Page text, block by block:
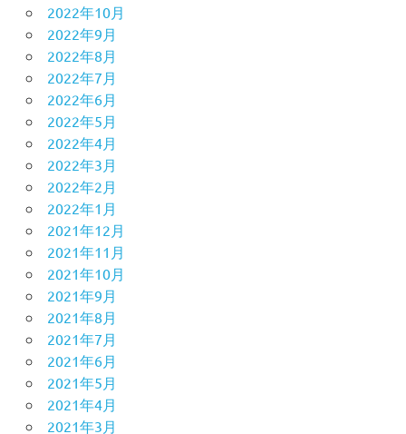
2022年10月
2022年9月
2022年8月
2022年7月
2022年6月
2022年5月
2022年4月
2022年3月
2022年2月
2022年1月
2021年12月
2021年11月
2021年10月
2021年9月
2021年8月
2021年7月
2021年6月
2021年5月
2021年4月
2021年3月